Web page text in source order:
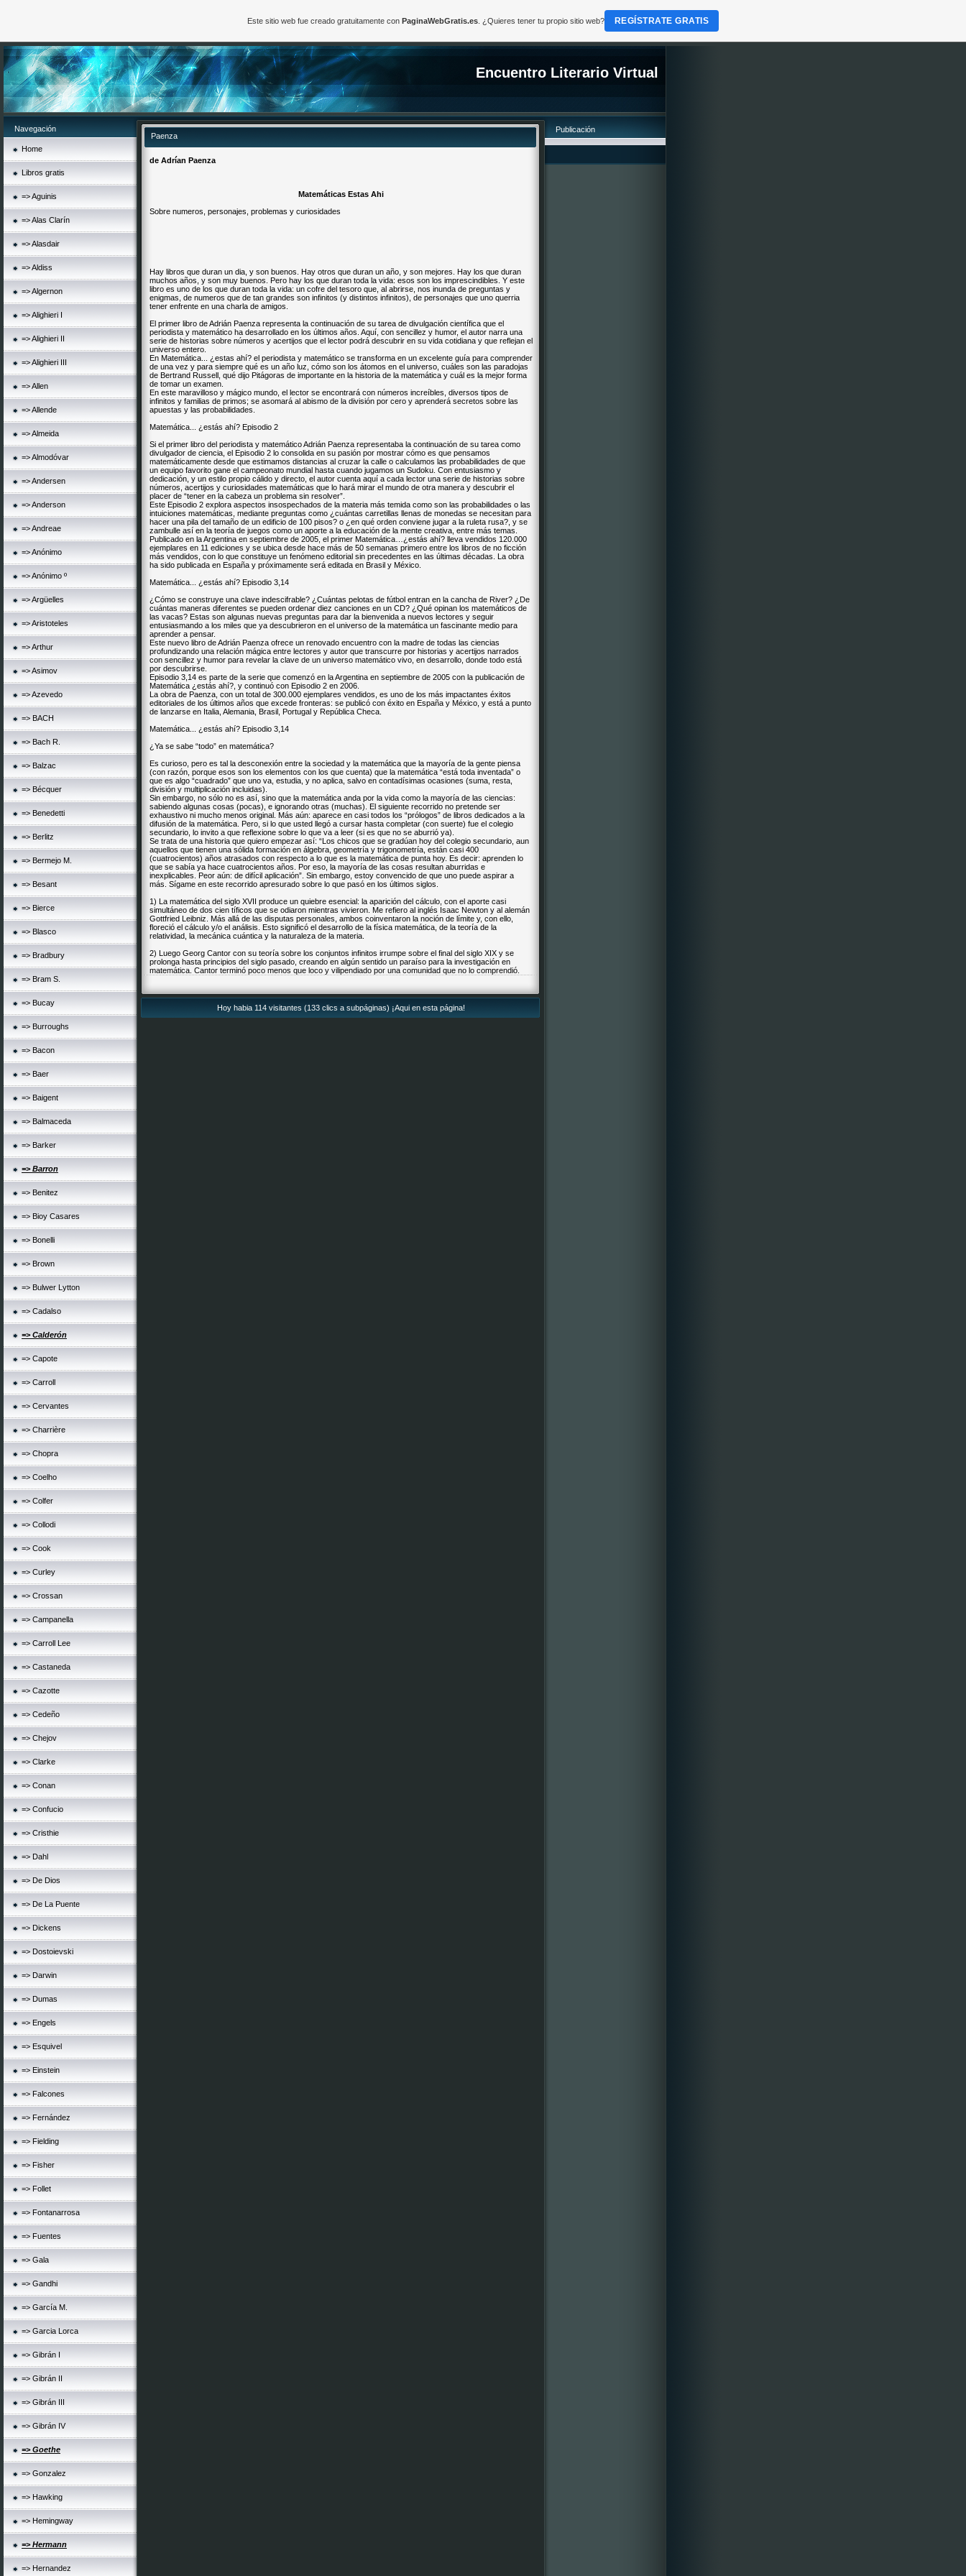
Encuentro Literario Virtual
Navegación
Home
Libros gratis
=> Aguinis
=> Alas Clarín
=> Alasdair
=> Aldiss
=> Algernon
=> Alighieri I
=> Alighieri II
=> Alighieri III
=> Allen
=> Allende
=> Almeida
=> Almodóvar
=> Andersen
=> Anderson
=> Andreae
=> Anónimo
=> Anónimo º
=> Argüelles
=> Aristoteles
=> Arthur
=> Asimov
=> Azevedo
=> BACH
=> Bach R.
=> Balzac
=> Bécquer
=> Benedetti
=> Berlitz
=> Bermejo M.
=> Besant
=> Bierce
=> Blasco
=> Bradbury
=> Bram S.
=> Bucay
=> Burroughs
=> Bacon
=> Baer
=> Baigent
=> Balmaceda
=> Barker
=> Barron
=> Benitez
=> Bioy Casares
=> Bonelli
=> Brown
=> Bulwer Lytton
=> Cadalso
=> Calderón
=> Capote
=> Carroll
=> Cervantes
=> Charrière
=> Chopra
=> Coelho
=> Colfer
=> Collodi
=> Cook
=> Curley
=> Crossan
=> Campanella
=> Carroll Lee
=> Castaneda
=> Cazotte
=> Cedeño
=> Chejov
=> Clarke
=> Conan
=> Confucio
=> Cristhie
=> Dahl
=> De Dios
=> De La Puente
=> Dickens
=> Dostoievski
=> Darwin
=> Dumas
=> Engels
=> Esquivel
=> Einstein
=> Falcones
=> Fernández
=> Fielding
=> Fisher
=> Follet
=> Fontanarrosa
=> Fuentes
=> Gala
=> Gandhi
=> García M.
=> Garcia Lorca
=> Gibrán I
=> Gibrán II
=> Gibrán III
=> Gibrán IV
=> Goethe
=> Gonzalez
=> Hawking
=> Hemingway
=> Hermann
=> Hernandez
Paenza
de Adrían Paenza
Matemáticas Estas Ahi
Sobre numeros, personajes, problemas y curiosidades
Hay libros que duran un dia, y son buenos. Hay otros que duran un año, y son mejores. Hay los que duran
muchos años, y son muy buenos. Pero hay los que duran toda la vida: esos son los imprescindibles. Y este
libro es uno de los que duran toda la vida: un cofre del tesoro que, al abrirse, nos inunda de preguntas y
enigmas, de numeros que de tan grandes son infinitos (y distintos infinitos), de personajes que uno querria
tener enfrente en una charla de amigos.
El primer libro de Adrián Paenza representa la continuación de su tarea de divulgación científica que el
periodista y matemático ha desarrollado en los últimos años. Aquí, con sencillez y humor, el autor narra una
serie de historias sobre números y acertijos que el lector podrá descubrir en su vida cotidiana y que reflejan el
universo entero.
En Matemática... ¿estas ahí? el periodista y matemático se transforma en un excelente guía para comprender
de una vez y para siempre qué es un año luz, cómo son los átomos en el universo, cuáles son las paradojas
de Bertrand Russell, qué dijo Pitágoras de importante en la historia de la matemática y cuál es la mejor forma
de tomar un examen.
En este maravilloso y mágico mundo, el lector se encontrará con números increíbles, diversos tipos de
infinitos y familias de primos; se asomará al abismo de la división por cero y aprenderá secretos sobre las
apuestas y las probabilidades.
Matemática... ¿estás ahí? Episodio 2
Si el primer libro del periodista y matemático Adrián Paenza representaba la continuación de su tarea como
divulgador de ciencia, el Episodio 2 lo consolida en su pasión por mostrar cómo es que pensamos
matemáticamente desde que estimamos distancias al cruzar la calle o calculamos las probabilidades de que
un equipo favorito gane el campeonato mundial hasta cuando jugamos un Sudoku. Con entusiasmo y
dedicación, y un estilo propio cálido y directo, el autor cuenta aquí a cada lector una serie de historias sobre
números, acertijos y curiosidades matemáticas que lo hará mirar el mundo de otra manera y descubrir el
placer de “tener en la cabeza un problema sin resolver”.
Este Episodio 2 explora aspectos insospechados de la materia más temida como son las probabilidades o las
intuiciones matemáticas, mediante preguntas como ¿cuántas carretillas llenas de monedas se necesitan para
hacer una pila del tamaño de un edificio de 100 pisos? o ¿en qué orden conviene jugar a la ruleta rusa?, y se
zambulle así en la teoría de juegos como un aporte a la educación de la mente creativa, entre más temas.
Publicado en la Argentina en septiembre de 2005, el primer Matemática…¿estás ahí? lleva vendidos 120.000
ejemplares en 11 ediciones y se ubica desde hace más de 50 semanas primero entre los libros de no ficción
más vendidos, con lo que constituye un fenómeno editorial sin precedentes en las últimas décadas. La obra
ha sido publicada en España y próximamente será editada en Brasil y México.
Matemática... ¿estás ahí? Episodio 3,14
¿Cómo se construye una clave indescifrable? ¿Cuántas pelotas de fútbol entran en la cancha de River? ¿De
cuántas maneras diferentes se pueden ordenar diez canciones en un CD? ¿Qué opinan los matemáticos de
las vacas? Estas son algunas nuevas preguntas para dar la bienvenida a nuevos lectores y seguir
entusiasmando a los miles que ya descubrieron en el universo de la matemática un fascinante medio para
aprender a pensar.
Este nuevo libro de Adrián Paenza ofrece un renovado encuentro con la madre de todas las ciencias
profundizando una relación mágica entre lectores y autor que transcurre por historias y acertijos narrados
con sencillez y humor para revelar la clave de un universo matemático vivo, en desarrollo, donde todo está
por descubrirse.
Episodio 3,14 es parte de la serie que comenzó en la Argentina en septiembre de 2005 con la publicación de
Matemática ¿estás ahí?, y continuó con Episodio 2 en 2006.
La obra de Paenza, con un total de 300.000 ejemplares vendidos, es uno de los más impactantes éxitos
editoriales de los últimos años que excede fronteras: se publicó con éxito en España y México, y está a punto
de lanzarse en Italia, Alemania, Brasil, Portugal y República Checa.
Matemática... ¿estás ahí? Episodio 3,14
¿Ya se sabe “todo” en matemática?
Es curioso, pero es tal la desconexión entre la sociedad y la matemática que la mayoría de la gente piensa
(con razón, porque esos son los elementos con los que cuenta) que la matemática “está toda inventada” o
que es algo “cuadrado” que uno va, estudia, y no aplica, salvo en contadísimas ocasiones (suma, resta,
división y multiplicación incluidas).
Sin embargo, no sólo no es así, sino que la matemática anda por la vida como la mayoría de las ciencias:
sabiendo algunas cosas (pocas), e ignorando otras (muchas). El siguiente recorrido no pretende ser
exhaustivo ni mucho menos original. Más aún: aparece en casi todos los “prólogos” de libros dedicados a la
difusión de la matemática. Pero, si lo que usted llegó a cursar hasta completar (con suerte) fue el colegio
secundario, lo invito a que reflexione sobre lo que va a leer (si es que no se aburrió ya).
Se trata de una historia que quiero empezar así: “Los chicos que se gradúan hoy del colegio secundario, aun
aquellos que tienen una sólida formación en álgebra, geometría y trigonometría, están casi 400
(cuatrocientos) años atrasados con respecto a lo que es la matemática de punta hoy. Es decir: aprenden lo
que se sabía ya hace cuatrocientos años. Por eso, la mayoría de las cosas resultan aburridas e
inexplicables. Peor aún: de difícil aplicación”. Sin embargo, estoy convencido de que uno puede aspirar a
más. Sígame en este recorrido apresurado sobre lo que pasó en los últimos siglos.
1) La matemática del siglo XVII produce un quiebre esencial: la aparición del cálculo, con el aporte casi
simultáneo de dos cien tíficos que se odiaron mientras vivieron. Me refiero al inglés Isaac Newton y al alemán
Gottfried Leibniz. Más allá de las disputas personales, ambos coinventaron la noción de límite y, con ello,
floreció el cálculo y/o el análisis. Esto significó el desarrollo de la física matemática, de la teoría de la
relatividad, la mecánica cuántica y la naturaleza de la materia.
2) Luego Georg Cantor con su teoría sobre los conjuntos infinitos irrumpe sobre el final del siglo XIX y se
prolonga hasta principios del siglo pasado, creando en algún sentido un paraíso para la investigación en
matemática. Cantor terminó poco menos que loco y vilipendiado por una comunidad que no lo comprendió.
Hoy habia 114 visitantes (133 clics a subpáginas) ¡Aqui en esta página!
Publicación
Este sitio web fue creado gratuitamente con PaginaWebGratis.es. ¿Quieres tener tu propio sitio web? REGÍSTRATE GRATIS